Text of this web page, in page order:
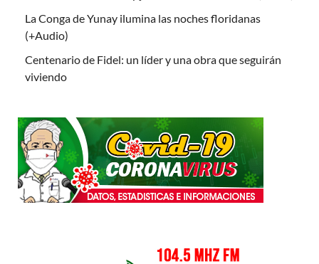
La Conga de Yunay ilumina las noches floridanas
(+Audio)
Centenario de Fidel: un líder y una obra que seguirán
viviendo